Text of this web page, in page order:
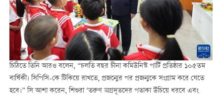
চিঠিতে তিনি আরও বলেন, “চলতি বছর চীনা কমিউনিস্ট পার্টি প্রতিষ্ঠার ১০৫তম
বার্ষিকী। সিপিসি-কে টিকিয়ে রাখতে, প্রজন্মের পর প্রজন্মকে সংগ্রাম করে যেতে
হবে।” সি আশা করেন, শিশুরা ‘তরুণ অগ্রদূতদের পতাকা উঁচিয়ে ধরবে এবং